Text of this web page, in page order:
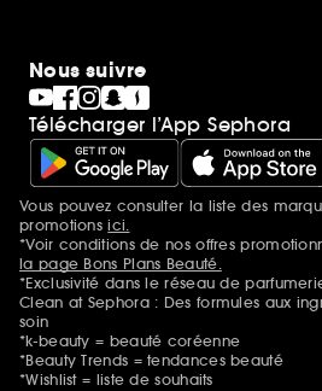
Nous suivre
Télécharger l’App Sephora
Mentions additionnelles
Vous pouvez consulter la liste des
promotionsici.
*Voir conditions de nos offres
la page Bons Plans Beauté.
*Exclusivité dans le réseau de
Clean at Sephora : Des formules aux
soin
*k-beauty = beauté coréenne
*Beauty Trends = tendances beauté
*Wishlist = liste de souhaits